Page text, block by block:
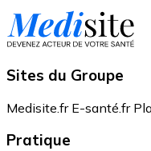
Sites du Groupe
Medisite.fr E-santé.fr
Pratique